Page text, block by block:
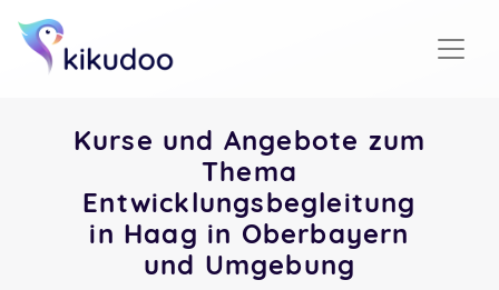
Kurse und Angebote zum
Thema
Entwicklungsbegleitung
in Haag in Oberbayern
und Umgebung